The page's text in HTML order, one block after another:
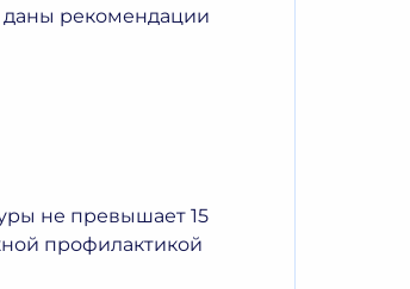
даны рекомендации
не превышает 15
профилактикой